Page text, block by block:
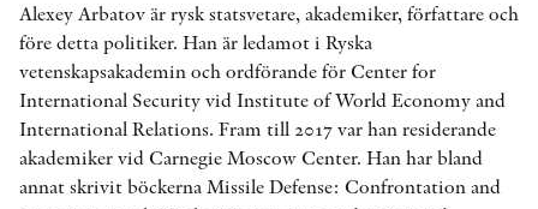
Alexey Arbatov är rysk statsvetare, akademiker, författare och
före detta politiker. Han är ledamot i Ryska
vetenskapsakademin och ordförande för Center for
International Security vid Institute of World Economy and
International Relations. Fram till 2017 var han residerande
akademiker vid Carnegie Moscow Center. Han har bland
annat skrivit böckerna Missile Defense: Confrontation and